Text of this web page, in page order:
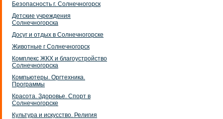
Безопасность г. Солнечногорск
Детские учреждения
Солнечногорска
Досуг и отдых в Солнечногорске
Животные г Солнечногорск
Комплекс ЖКХ и благоустройство
Солнечногорска
Компьютеры. Оргтехника.
Программы
Красота. Здоровье. Спорт в
Солнечногорске
Культура и искусство. Религия